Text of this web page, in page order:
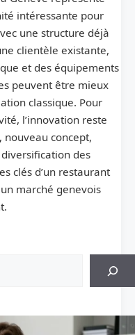
intéressante pour
une structure déjà
clientèle existante,
et des équipements
peuvent être mieux
classique. Pour
l’innovation reste
concept,
des
clés d’un restaurant
marché genevois